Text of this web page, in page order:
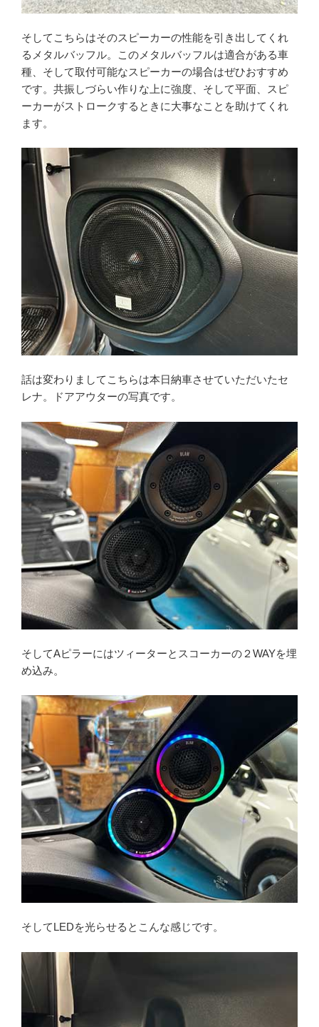
そしてこちらはそのスピーカーの性能を引き出してくれ
るメタルバッフル。このメタルバッフルは適合がある車
種、そして取付可能なスピーカーの場合はぜひおすすめ
です。共振しづらい作りな上に強度、そして平面、スピ
ーカーがストロークするときに大事なことを助けてくれ
ます。
話は変わりましてこちらは本日納車させていただいたセ
レナ。ドアアウターの写真です。
そしてAピラーにはツィーターとスコーカーの２WAYを埋
め込み。
そしてLEDを光らせるとこんな感じです。